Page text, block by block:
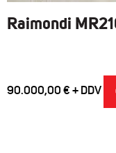
Raimondi
90.000,00 €